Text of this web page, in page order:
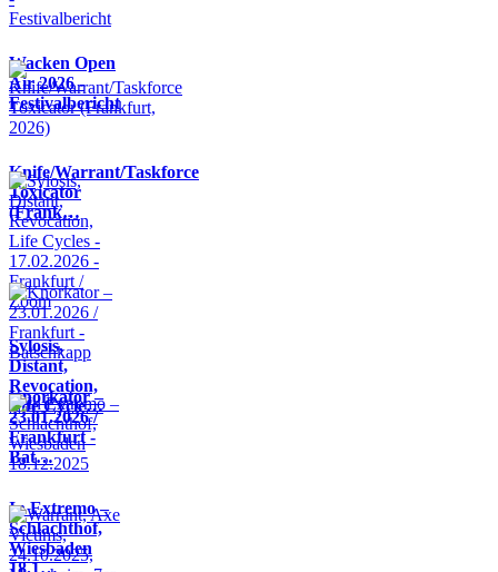
Wacken Open
Air 2026 -
Festivalbericht
Knife/Warrant/Taskforce
Toxicator
(Frank…
Sylosis,
Distant,
Revocation,
Life Cycle…
Knorkator –
23.01.2026 /
Frankfurt -
Bat…
In Extremo –
Schlachthof,
Wiesbaden
18.1…